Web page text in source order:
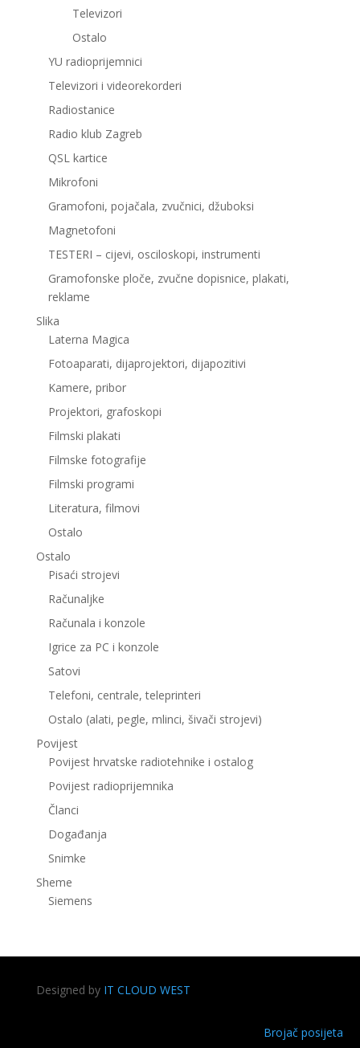
Televizori
Ostalo
YU radioprijemnici
Televizori i videorekorderi
Radiostanice
Radio klub Zagreb
QSL kartice
Mikrofoni
Gramofoni, pojačala, zvučnici, džuboksi
Magnetofoni
TESTERI – cijevi, osciloskopi, instrumenti
Gramofonske ploče, zvučne dopisnice, plakati,
reklame
Slika
Laterna Magica
Fotoaparati, dijaprojektori, dijapozitivi
Kamere, pribor
Projektori, grafoskopi
Filmski plakati
Filmske fotografije
Filmski programi
Literatura, filmovi
Ostalo
Ostalo
Pisaći strojevi
Računaljke
Računala i konzole
Igrice za PC i konzole
Satovi
Telefoni, centrale, teleprinteri
Ostalo (alati, pegle, mlinci, šivači strojevi)
Povijest
Povijest hrvatske radiotehnike i ostalog
Povijest radioprijemnika
Članci
Događanja
Snimke
Sheme
Siemens
Designed by IT CLOUD WEST
Brojač posijeta